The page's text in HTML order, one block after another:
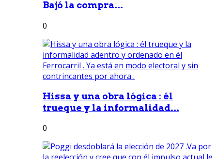
Bajó la compra...
0
Hissa y una obra lógica : él
trueque y la informalidad...
0